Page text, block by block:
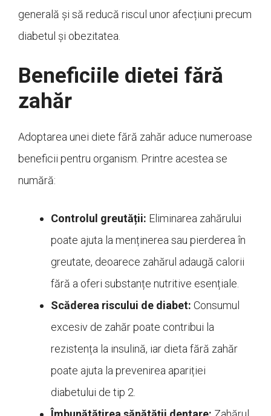
generală și să reducă riscul unor afecțiuni precum
diabetul și obezitatea.
Beneficiile dietei fără
zahăr
Adoptarea unei diete fără zahăr aduce numeroase
beneficii pentru organism. Printre acestea se
numără:
Controlul greutății: Eliminarea zahărului
poate ajuta la menținerea sau pierderea în
greutate, deoarece zahărul adaugă calorii
fără a oferi substanțe nutritive esențiale.
Scăderea riscului de diabet: Consumul
excesiv de zahăr poate contribui la
rezistența la insulină, iar dieta fără zahăr
poate ajuta la prevenirea apariției
diabetului de tip 2.